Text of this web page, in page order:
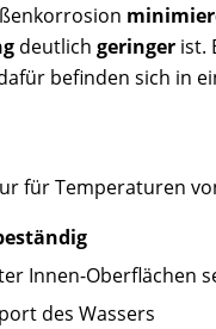
deutlichgeringer ist.
befinden sich in
für Temperaturen
Innen-Oberflächen
des Wassers